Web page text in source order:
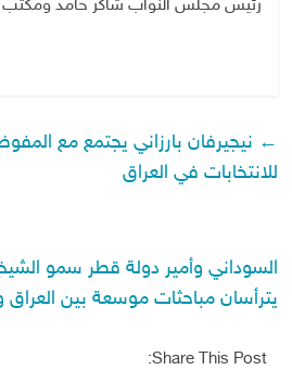
رئيس مجلس النواب شاكر حامد ومكتب
← نيجيرفان بارزاني يجتمع مع
للانتخابات في العراق
السوداني وأمير دولة قطر سمو
يترأسان مباحثات موسعة بين
Share This Post: